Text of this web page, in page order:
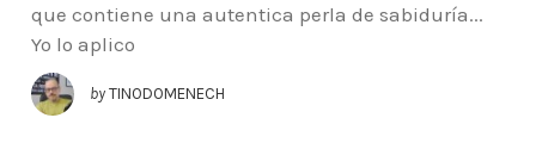
que contiene una autentica perla de sabiduría...
Yo lo aplico
by TINODOMENECH